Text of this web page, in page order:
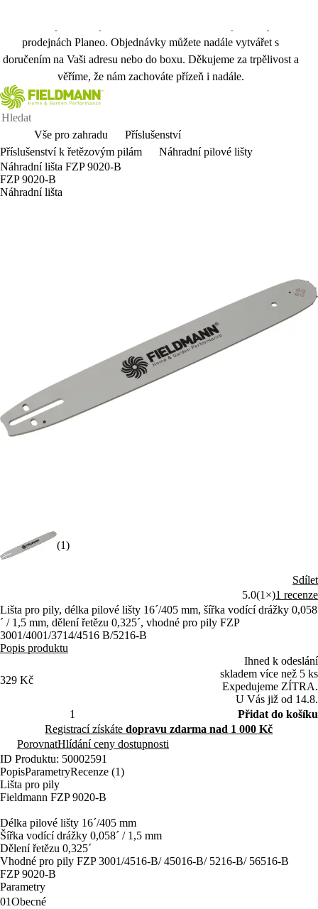
prodejnách Planeo. Objednávky můžete nadále vytvářet s
doručením na Vaši adresu nebo do boxu. Děkujeme za trpělivost a
věříme, že nám zachováte přízeň i nadále.
Vše pro zahradu
Příslušenství
Příslušenství k řetězovým pilám
Náhradní pilové lišty
Náhradní lišta FZP 9020-B
FZP 9020-B
Náhradní lišta
(1)
Sdílet
5.0(1×)1 recenze
Lišta pro pily, délka pilové lišty 16´/405 mm, šířka vodící drážky 0,058
´ / 1,5 mm, dělení řetězu 0,325´, vhodné pro pily FZP
3001/4001/3714/4516 B/5216-B
Popis produktu
329 Kč
Ihned k odeslání
skladem více než 5 ks
Expedujeme ZÍTRA.
U Vás již od 14.8.
Přidat do košíku
Registrací získátedopravu zdarma nad 1 000 Kč
PorovnatHlídání ceny dostupnosti
ID Produktu: 50002591
PopisParametryRecenze (1)
Lišta pro pily
Fieldmann FZP 9020-B
Délka pilové lišty 16´/405 mm
Šířka vodící drážky 0,058´ / 1,5 mm
Dělení řetězu 0,325´
Vhodné pro pily FZP 3001/4516-B/ 45016-B/ 5216-B/ 56516-B
FZP 9020-B
Parametry
01Obecné